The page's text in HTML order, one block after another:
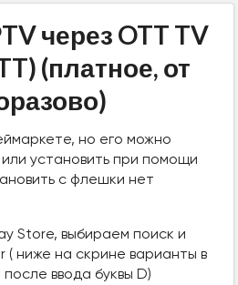
через OTT TV
(платное, от
но его можно
установить при помощи
с флешки нет
Store, выбираем поиск и
ниже на скрине варианты в
ввода буквы D)